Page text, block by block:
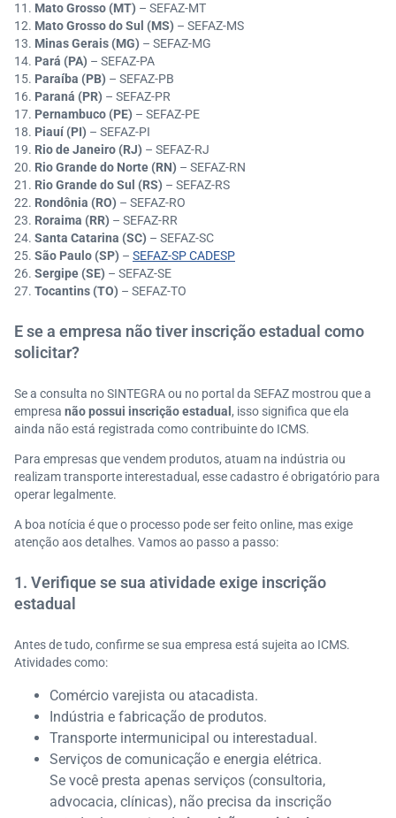
Mato Grosso (MT) – SEFAZ-MT
Mato Grosso do Sul (MS) – SEFAZ-MS
Minas Gerais (MG) – SEFAZ-MG
Pará (PA) – SEFAZ-PA
Paraíba (PB) – SEFAZ-PB
Paraná (PR) – SEFAZ-PR
Pernambuco (PE) – SEFAZ-PE
Piauí (PI) – SEFAZ-PI
Rio de Janeiro (RJ) – SEFAZ-RJ
Rio Grande do Norte (RN) – SEFAZ-RN
Rio Grande do Sul (RS) – SEFAZ-RS
Rondônia (RO) – SEFAZ-RO
Roraima (RR) – SEFAZ-RR
Santa Catarina (SC) – SEFAZ-SC
São Paulo (SP) – SEFAZ-SP CADESP
Sergipe (SE) – SEFAZ-SE
Tocantins (TO) – SEFAZ-TO
E se a empresa não tiver inscrição estadual como
solicitar?
Se a consulta no SINTEGRA ou no portal da SEFAZ mostrou que a
empresa não possui inscrição estadual , isso significa que ela
ainda não está registrada como contribuinte do ICMS.
Para empresas que vendem produtos, atuam na indústria ou
realizam transporte interestadual, esse cadastro é obrigatório para
operar legalmente.
A boa notícia é que o processo pode ser feito online, mas exige
atenção aos detalhes. Vamos ao passo a passo:
1. Verifique se sua atividade exige inscrição
estadual
Antes de tudo, confirme se sua empresa está sujeita ao ICMS.
Atividades como:
Comércio varejista ou atacadista.
Indústria e fabricação de produtos.
Transporte intermunicipal ou interestadual.
Serviços de comunicação e energia elétrica.
Se você presta apenas serviços (consultoria,
advocacia, clínicas), não precisa da inscrição